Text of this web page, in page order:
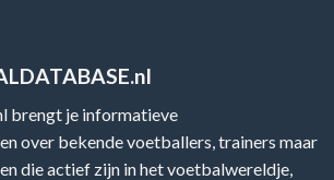
brengt je informatieve
over bekende voetballers, trainers maar
die actief zijn in het voetbalwereldje,